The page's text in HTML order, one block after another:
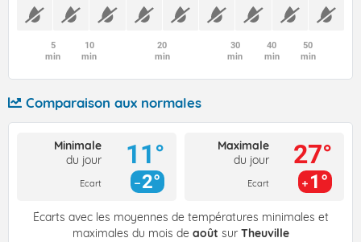
5
min
10
min
20
min
30
min
40
min
50
min
Comparaison aux normales
Minimale
du jour
Ecart
11°
2°
Maximale
du jour
Ecart
27°
1°
Écarts avec les moyennes de températures minimales et
maximales du mois de août sur Theuville